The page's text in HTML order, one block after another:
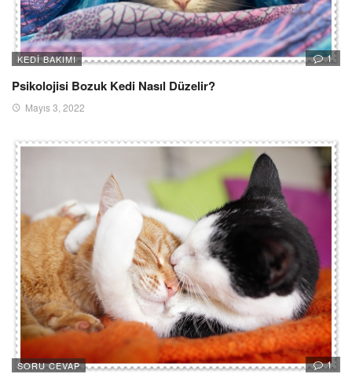
KEDI BAKIMI 1
Psikolojisi Bozuk Kedi Nasıl Düzelir?
Mayıs 3, 2022
SORU CEVAP 1